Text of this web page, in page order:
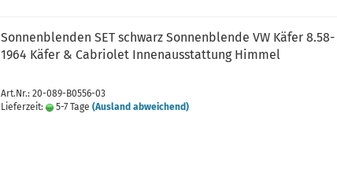
Sonnenblenden SET schwarz Sonnenblende VW Käfer 8.58-
1964 Käfer & Cabriolet Innenausstattung Himmel
Art.Nr.: 20-089-B0556-03
Lieferzeit:
5-7 Tage (Ausland abweichend)